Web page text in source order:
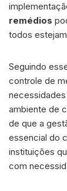
remédios
todos
Seguindo
controle de
ambiente de
de que a
essencial do
instituições
com